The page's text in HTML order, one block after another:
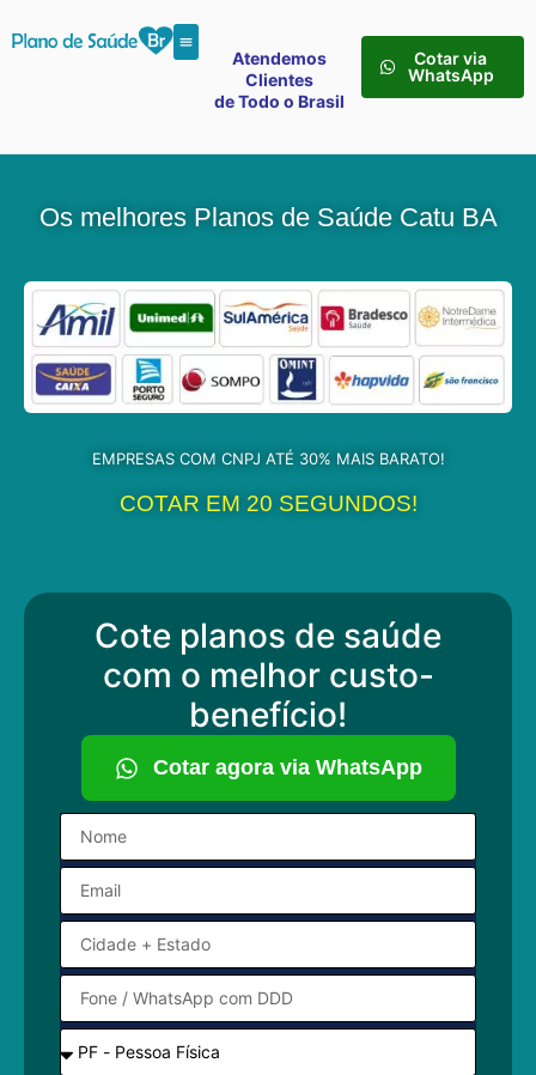
Atendemos
Clientes
de Todo o Brasil
Cotar via
WhatsApp
Os melhores Planos de Saúde Catu BA
EMPRESAS COM CNPJ ATÉ 30% MAIS BARATO!
COTAR EM 20 SEGUNDOS!​
Cote planos de saúde
com o melhor custo-
benefício!
Cotar agora via WhatsApp